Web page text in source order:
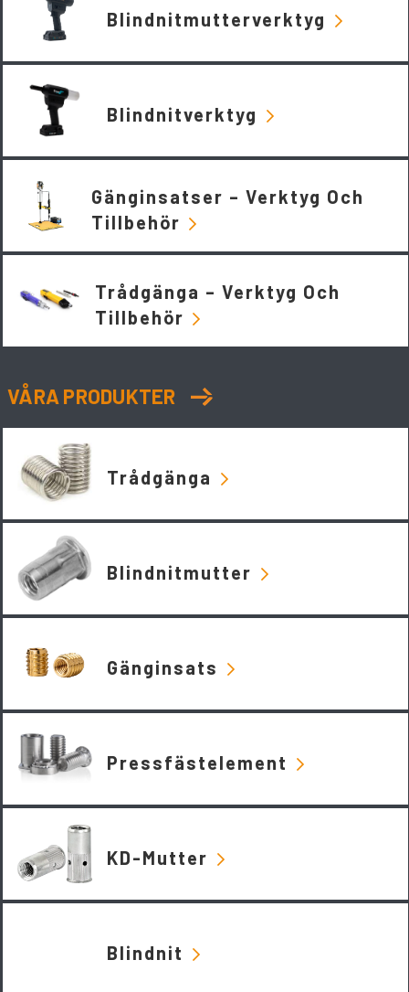
Blindnitmutterverktyg
Blindnitverktyg
Gänginsatser – Verktyg Och
Tillbehör
Trådgänga – Verktyg Och
Tillbehör
VÅRA PRODUKTER
Trådgänga
Blindnitmutter
Gänginsats
Pressfästelement
KD-Mutter
Blindnit